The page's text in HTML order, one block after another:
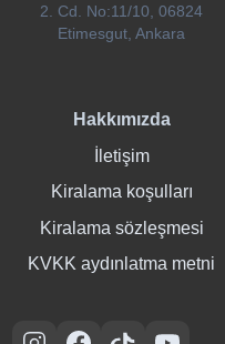
2. Cd. No:11/10, 06824
Etimesgut, Ankara
Hakkımızda
İletişim
Kiralama koşulları
Kiralama sözleşmesi
KVKK aydınlatma metni